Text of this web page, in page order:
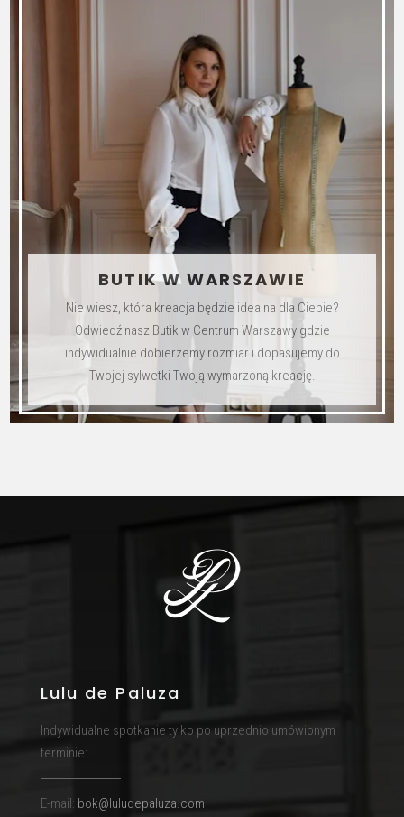
wybrać
na
stronie
produktu
BUTIK W WARSZAWIE
Nie wiesz, która kreacja będzie idealna dla Ciebie?
Odwiedź nasz Butik w Centrum Warszawy gdzie
indywidualnie dobierzemy rozmiar i dopasujemy do
Twojej sylwetki Twoją wymarzoną kreację.
Lulu de Paluza
Indywidualne spotkanie tylko po uprzednio umówionym
terminie:
E-mail: bok@luludepaluza.com